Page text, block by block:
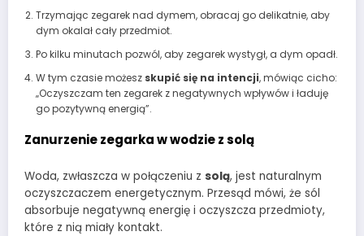
Trzymając zegarek nad dymem, obracaj go delikatnie, aby
dym okalał cały przedmiot.
Po kilku minutach pozwól, aby zegarek wystygł, a dym opadł.
W tym czasie możesz skupić się na intencji, mówiąc cicho:
„Oczyszczam ten zegarek z negatywnych wpływów i ładuję
go pozytywną energią”.
Zanurzenie zegarka w wodzie z solą
Woda, zwłaszcza w połączeniu z solą, jest naturalnym
oczyszczaczem energetycznym. Przesąd mówi, że sól
absorbuje negatywną energię i oczyszcza przedmioty,
które z nią miały kontakt.